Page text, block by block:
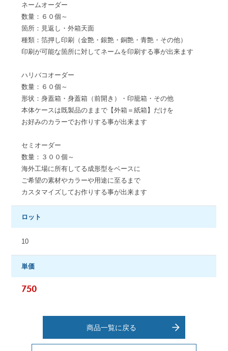
ネームオーダー
数量：６０個～
箇所：見返し・外箱天面
種類：箔押し印刷（金艶・銀艶・銅艶・青艶・その他）
印刷が可能な箇所に対してネームを印刷する事が出来ます
ハリバコオーダー
数量：６０個～
形状：身蓋箱・身蓋箱（前開き）・印籠箱・その他
本体ケースは既製品のままで【外箱＝紙箱】だけを
お好みのカラーでお作りする事が出来ます
セミオーダー
数量：３００個～
海外工場に所有してる成形型をベースに
ご希望の素材やカラーや用途に至るまで
カスタマイズしてお作りする事が出来ます
ロット
10
単価
750
商品一覧に戻る